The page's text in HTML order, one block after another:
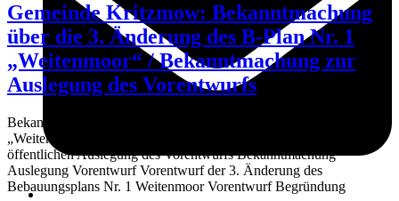
Gemeinde Kritzmow: Bekanntmachung
über die 3. Änderung des B-Plan Nr. 1
„Weitenmoor“ / Bekanntmachung zur
Auslegung des Vorentwurfs
Bekanntmachung über die 3. Änderung des B-Plan Nr. 1
„Weitenmoor“ der Gemeinde Kritzmow / Bekanntmachung zur
öffentlichen Auslegung des Vorentwurfs Bekanntmachung
Auslegung Vorentwurf Vorentwurf der 3. Änderung des
Bebauungsplans Nr. 1 Weitenmoor Vorentwurf Begründung